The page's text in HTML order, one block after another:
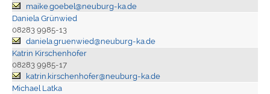
maike.goebel@neuburg-ka.de
Daniela Grünwied
08283 9985-13
daniela.gruenwied@neuburg-ka.de
Katrin Kirschenhofer
08283 9985-17
katrin.kirschenhofer@neuburg-ka.de
Michael Latka